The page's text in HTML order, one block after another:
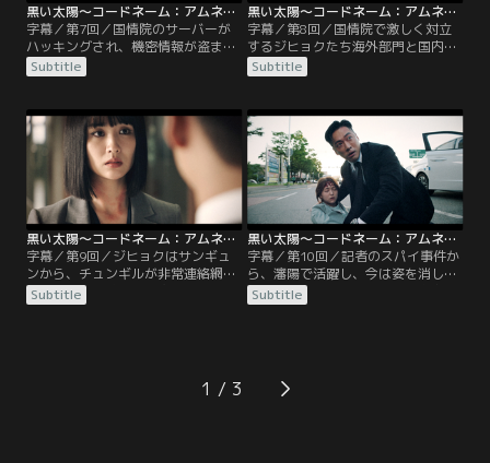
黒い太陽～コードネーム：アムネシア～ 第07話／字幕
字幕／第7回／国情院のサーバーが
ハッキングされ、機密情報が盗まれ
る。犯人は、ジェイの元上司で自殺
したチェ・イルラク課長の息子サン
聞いた話を確認しようとするが、情
報はサーバーから消されていた。ジ
ヒョクとジェイは、国情院に追われ
るサンギュンに接触する。「1年前
の約束を覚えているか」と聞かれた
ジヒョクは……。
Subtitle
黒い太陽～コードネーム：アムネシア～ 第08話／字幕
字幕／第8回／国情院で激しく対立
するジヒョクたち海外部門と国内部
門。サンギュンを捜索する責任者
は、ジヒョクのかつての同僚で今は
かにサンギュンと接触しようとする
ジヒョクとジェイに、スヨンはいき
り立つ。結局、サンギュンは逮捕さ
れるが、国情院のサーバーにサンギ
ュンが仕込んだウイルスが広が
り……。
Subtitle
黒い太陽～コードネーム：アムネシア～ 第09話／字幕
字幕／第9回／ジヒョクはサンギュ
ンから、チュンギルが非常連絡網を
使って助けを求めた人物が、スヨン
だったと聞かされる。彼女の首を絞
調査を始める。ジェイはスヨンの依
頼で、脱北者出身の記者が、北朝鮮
Subtitle
黒い太陽～コードネーム：アムネシア～ 第10話／字幕
字幕／第10回／記者のスパイ事件か
ら、瀋陽で活躍し、今は姿を消した
潜入工作員チャン・チョヌの存在が
浮かび上がる。チョヌをあぶり出す
ンの関係が明らかになるが、ジェイ
がチョヌにさらわれてしまう。チョ
Subtitle
1